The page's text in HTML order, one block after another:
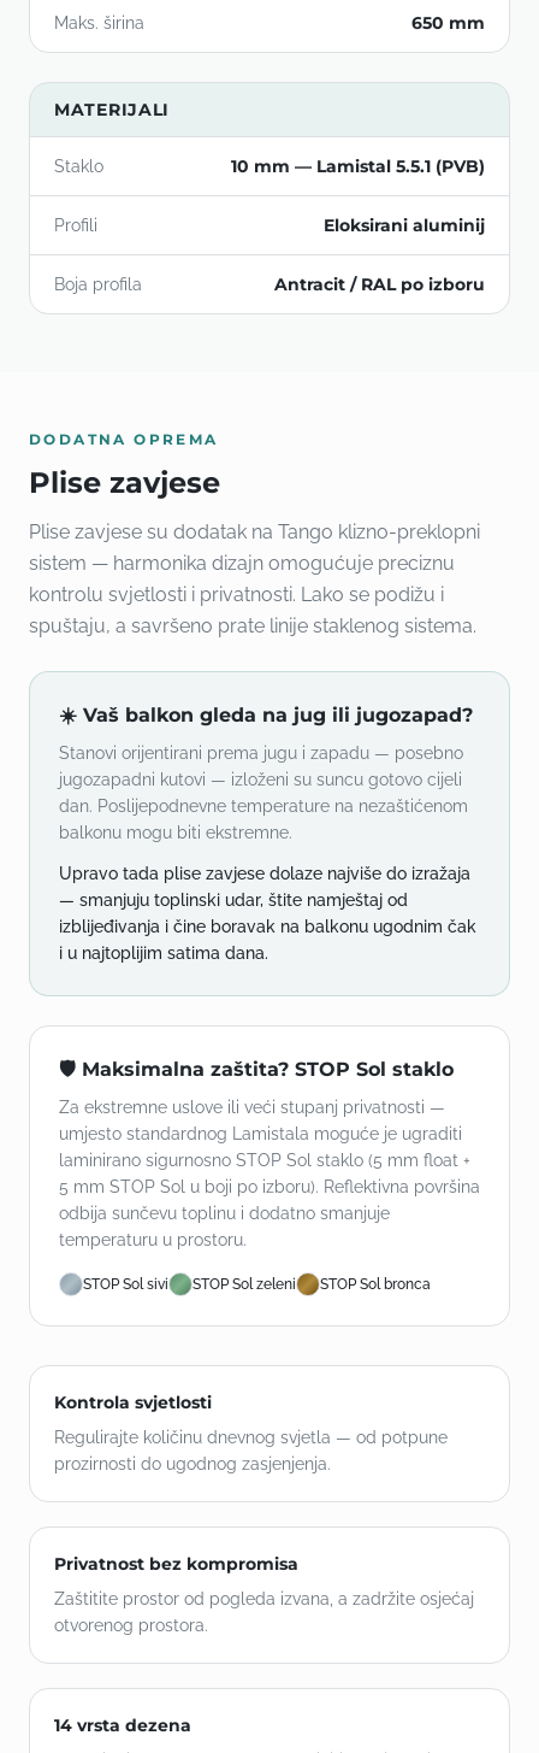
Maks. širina 650 mm
MATERIJALI
Staklo 10 mm — Lamistal 5.5.1 (PVB)
Profili Eloksirani aluminij
Boja profila Antracit / RAL po izboru
DODATNA OPREMA
Plise zavjese
Plise zavjese su dodatak na Tango klizno-preklopni
sistem — harmonika dizajn omogućuje preciznu
kontrolu svjetlosti i privatnosti. Lako se podižu i
spuštaju, a savršeno prate linije staklenog sistema.
☀️ Vaš balkon gleda na jug ili jugozapad?
Stanovi orijentirani prema jugu i zapadu — posebno
jugozapadni kutovi — izloženi su suncu gotovo cijeli
dan. Poslijepodnevne temperature na nezaštićenom
balkonu mogu biti ekstremne.
Upravo tada plise zavjese dolaze najviše do izražaja
— smanjuju toplinski udar, štite namještaj od
izblijeđivanja i čine boravak na balkonu ugodnim čak
i u najtoplijim satima dana.
🛡️ Maksimalna zaštita? STOP Sol staklo
Za ekstremne uslove ili veći stupanj privatnosti —
umjesto standardnog Lamistala moguće je ugraditi
laminirano sigurnosno STOP Sol staklo (5 mm float +
5 mm STOP Sol u boji po izboru). Reflektivna površina
odbija sunčevu toplinu i dodatno smanjuje
temperaturu u prostoru.
STOP Sol sivi STOP Sol zeleni STOP Sol bronca
Kontrola svjetlosti
Regulirajte količinu dnevnog svjetla — od potpune
prozirnosti do ugodnog zasjenjenja.
Privatnost bez kompromisa
Zaštitite prostor od pogleda izvana, a zadržite osjećaj
otvorenog prostora.
14 vrsta dezena